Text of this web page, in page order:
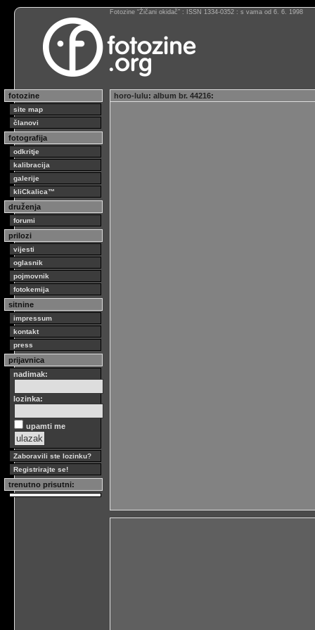
Fotozine “Žičani okidač” : ISSN 1334-0352 : s vama od 6. 6. 1998
fotozine
site map
članovi
fotografija
odkritje
kalibracija
galerije
kliCkalica™
druženja
forumi
prilozi
vijesti
oglasnik
pojmovnik
fotokemija
sitnine
impressum
kontakt
press
prijavnica
nadimak:
lozinka:
upamti me
Zaboravili ste lozinku?
Registrirajte se!
trenutno prisutni:
horo-lulu: album br. 44216: